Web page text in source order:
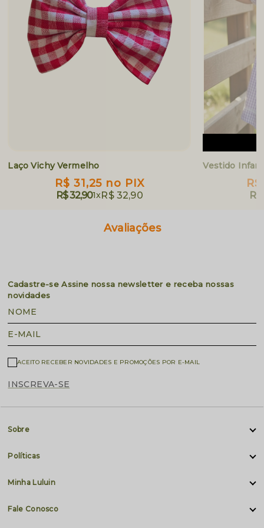
Laço Vichy Vermelho
R$ 31,25 no PIX
R$ 32,901xR$ 32,90
Vestido
R$
Avaliações
Cadastre-seAssine nossa newsletter e receba nossas
novidades
NOME
E-MAIL
INSCREVA-SE
ACEITO RECEBER NOVIDADES E PROMOÇÕES POR E-MAIL
Sobre
Políticas
Minha Luluin
Fale Conosco